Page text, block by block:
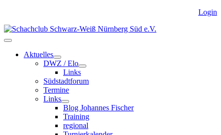
Login
Aktuelles
DWZ / Elo
Links
Südstadtforum
Termine
Links
Blog Johannes Fischer
Training
regional